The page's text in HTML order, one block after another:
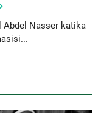
Abdel Nasser katika